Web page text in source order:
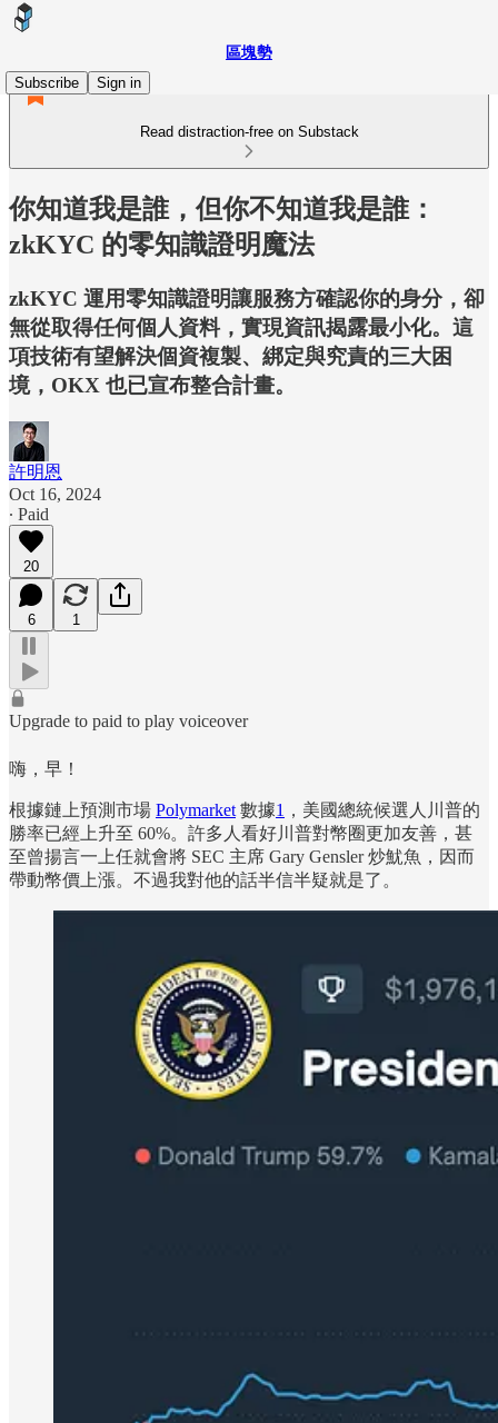
區塊勢
Subscribe
Sign in
Read distraction-free on Substack
你知道我是誰，但你不知道我是誰：
zkKYC 的零知識證明魔法
zkKYC 運用零知識證明讓服務方確認你的身分，卻
無從取得任何個人資料，實現資訊揭露最小化。這
項技術有望解決個資複製、綁定與究責的三大困
境，OKX 也已宣布整合計畫。
許明恩
Oct 16, 2024
∙ Paid
20
6 1
Upgrade to paid to play voiceover
嗨，早！
根據鏈上預測市場 Polymarket 數據1 ，美國總統候選人川普的
勝率已經上升至 60%。許多人看好川普對幣圈更加友善，甚
至曾揚言一上任就會將 SEC 主席 Gary Gensler 炒魷魚，因而
帶動幣價上漲。不過我對他的話半信半疑就是了。